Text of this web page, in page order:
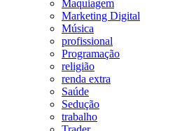
Maquiagem
Marketing Digital
Música
profissional
Programação
religião
renda extra
Saúde
Sedução
trabalho